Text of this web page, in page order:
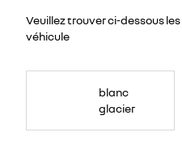
Veuillez trouver ci-dessous
véhicule
blanc
glacier